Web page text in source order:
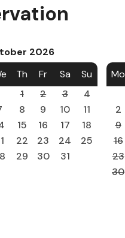
2026
Th Fr Sa
Su
1
2 3
4
8 9 10
11
15 16 17
18
22 23 24
25
29 30 31
Mo
2
9
16
23
30